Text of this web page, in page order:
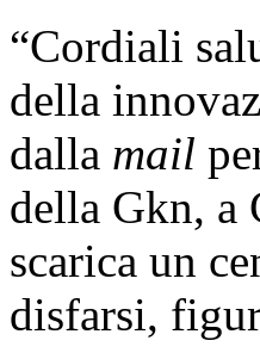
“Cordiali
della
dalla mail
della Gkn, a
scarica un
disfarsi,